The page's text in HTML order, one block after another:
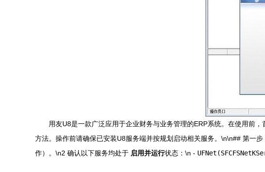
用友U8是一款广泛应用于企业财务与业务管理的ERP系统。在使用前
方法。操作前请确保已安装U8服务端并按规划启动相关服务。\n\n## 第一
作）。\n2 确认以下服务均处于 启用并运行状态：\n -